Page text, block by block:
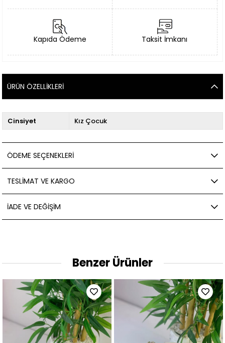
Kapıda Ödeme Taksit İmkanı
ÜRÜN ÖZELLIKLERI
Cinsiyet Kız Çocuk
ÖDEME SEÇENEKLERI
TESLIMAT VE KARGO
İADE VE DEĞIŞIM
Benzer Ürünler